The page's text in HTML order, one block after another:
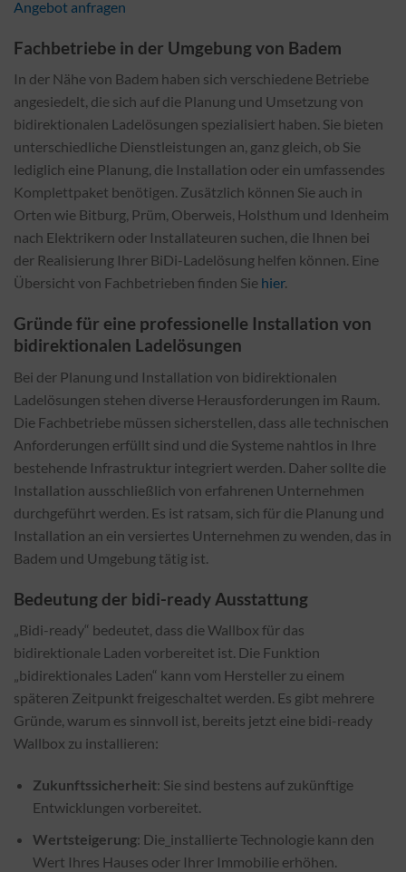
Angebot anfragen
Fachbetriebe in der Umgebung von Badem
In der Nähe von Badem haben sich verschiedene Betriebe
angesiedelt, die sich auf die Planung und Umsetzung von
bidirektionalen Ladelösungen spezialisiert haben. Sie bieten
unterschiedliche Dienstleistungen an, ganz gleich, ob Sie
lediglich eine Planung, die Installation oder ein umfassendes
Komplettpaket benötigen. Zusätzlich können Sie auch in
Orten wie Bitburg, Prüm, Oberweis, Holsthum und Idenheim
nach Elektrikern oder Installateuren suchen, die Ihnen bei
der Realisierung Ihrer BiDi-Ladelösung helfen können. Eine
Übersicht von Fachbetrieben finden Sie hier.
Gründe für eine professionelle Installation von
bidirektionalen Ladelösungen
Bei der Planung und Installation von bidirektionalen
Ladelösungen stehen diverse Herausforderungen im Raum.
Die Fachbetriebe müssen sicherstellen, dass alle technischen
Anforderungen erfüllt sind und die Systeme nahtlos in Ihre
bestehende Infrastruktur integriert werden. Daher sollte die
Installation ausschließlich von erfahrenen Unternehmen
durchgeführt werden. Es ist ratsam, sich für die Planung und
Installation an ein versiertes Unternehmen zu wenden, das in
Badem und Umgebung tätig ist.
Bedeutung der bidi-ready Ausstattung
„Bidi-ready“ bedeutet, dass die Wallbox für das
bidirektionale Laden vorbereitet ist. Die Funktion
„bidirektionales Laden“ kann vom Hersteller zu einem
späteren Zeitpunkt freigeschaltet werden. Es gibt mehrere
Gründe, warum es sinnvoll ist, bereits jetzt eine bidi-ready
Wallbox zu installieren:
Zukunftssicherheit: Sie sind bestens auf zukünftige
Entwicklungen vorbereitet.
Wertsteigerung: Die_installierte Technologie kann den
Wert Ihres Hauses oder Ihrer Immobilie erhöhen.